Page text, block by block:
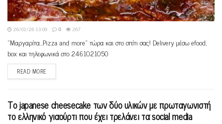
26/01/26 13:09 0 267
"Mαργαρίτα...Pizza and more" τώρα και στο σπίτι σας! Delivery μέσω efood,
box και τηλεφωνικά στο 2461021050
READ MORE
Το japanese cheesecake των δύο υλικών με πρωταγωνιστή
το ελληνικό γιαούρτι που έχει τρελάνει τα social media